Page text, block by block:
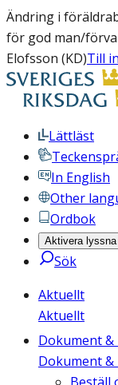
Ändring i
för god man/
Elofsson (KD)Till
Lättläst
In English
Other
Ordbok
Aktivera lyssna
Sök
Aktuellt
Aktuellt
Dokument &
Dokument &